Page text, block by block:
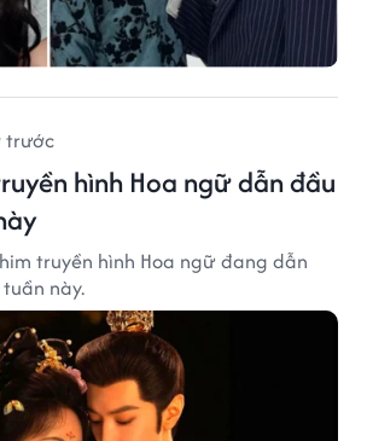
trước
hình Hoa ngữ dẫn đầu
truyền hình Hoa ngữ đang dẫn
này.